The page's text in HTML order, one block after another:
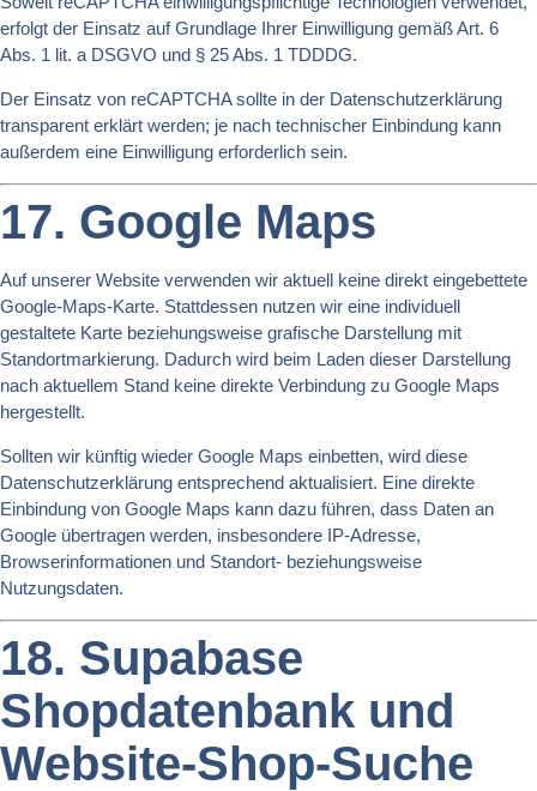
erfolgt der Einsatz auf Grundlage Ihrer Einwilligung gemäß Art. 6
Abs. 1 lit. a DSGVO und § 25 Abs. 1 TDDDG.
Der Einsatz von reCAPTCHA sollte in der Datenschutzerklärung
transparent erklärt werden; je nach technischer Einbindung kann
außerdem eine Einwilligung erforderlich sein.
17. Google Maps
Auf unserer Website verwenden wir aktuell keine direkt eingebettete
Google-Maps-Karte. Stattdessen nutzen wir eine individuell
gestaltete Karte beziehungsweise grafische Darstellung mit
Standortmarkierung. Dadurch wird beim Laden dieser Darstellung
nach aktuellem Stand keine direkte Verbindung zu Google Maps
hergestellt.
Sollten wir künftig wieder Google Maps einbetten, wird diese
Datenschutzerklärung entsprechend aktualisiert. Eine direkte
Einbindung von Google Maps kann dazu führen, dass Daten an
Google übertragen werden, insbesondere IP-Adresse,
Browserinformationen und Standort- beziehungsweise
Nutzungsdaten.
18. Supabase
Shopdatenbank und
Website-Shop-Suche